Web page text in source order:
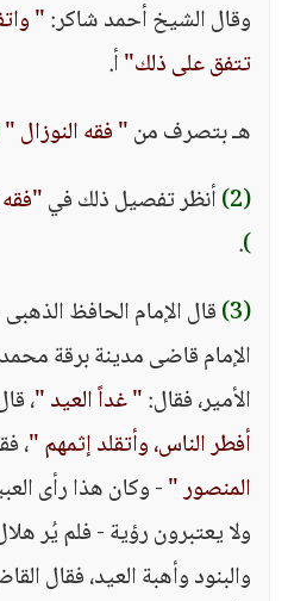
وقال الشيخ أحمد شاكر:"
تتفق على ذلك"أ.
هـ بتصرف من" فقه النوزال "
(2)
أنظر تفصيل ذلك في
)
.
(3)
قال الإمام الحافظ
الإمام قاضى مدينة برقة محمد
الأمير، فقال:" غداً العيد "،
أفطر الناس، وأتقلد إثمهم "،
المنصور "- وكان هذا رأى
ولا يعتبرون رؤية - فلم يُر
والبنود وأهبة العيد، فقال